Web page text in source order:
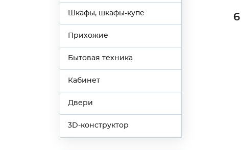
Шкафы, шкафы-купе
Прихожие
Бытовая техника
Кабинет
Двери
3D-конструктор